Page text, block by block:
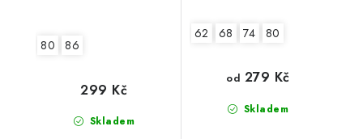
80 86
Skladem
299 Kč
62 68 74 80
Skladem
od 279 Kč